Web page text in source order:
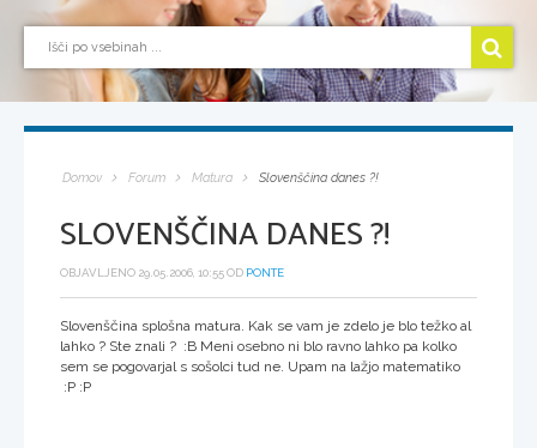
Domov Forum Matura Slovenščina danes ?!
SLOVENŠČINA DANES ?!
OBJAVLJENO 29.05.2006, 10:55 OD PONTE
Slovenščina splošna matura. Kak se vam je zdelo je blo težko al
lahko ? Ste znali ? :B Meni osebno ni blo ravno lahko pa kolko
sem se pogovarjal s sošolci tud ne. Upam na lažjo matematiko
:P :P